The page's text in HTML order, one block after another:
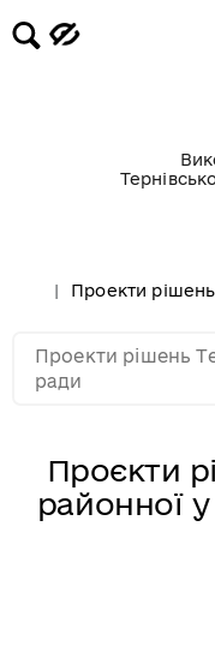
Проекти рішень
Проєкти
районної у
Проекти рішень
ради
Проекти
XVІІІ
Проекти
XІХ
XХІ